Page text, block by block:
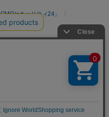
セキュリティ24」
断